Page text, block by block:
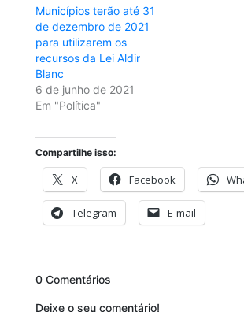
Municípios terão até 31
de dezembro de 2021
para utilizarem os
recursos da Lei Aldir
Blanc
6 de junho de 2021
Em "Política"
Compartilhe isso:
X Facebook
Telegram E-mail
0 Comentários
Deixe o seu comentário!